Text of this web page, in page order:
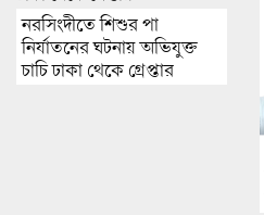
নরসিংদীতে শিশুর পা
নির্যাতনের ঘটনায় অভিযুক্ত
চাচি ঢাকা থেকে গ্রেপ্তার